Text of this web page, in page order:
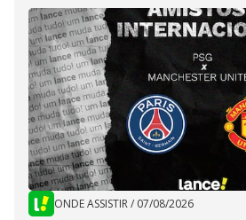
ONDE ASSISTIR/ 07/08/2026